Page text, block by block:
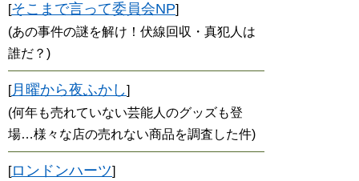
[そこまで言って委員会NP]
(あの事件の謎を解け！伏線回収・真犯人は
誰だ？)
[月曜から夜ふかし]
(何年も売れていない芸能人のグッズも登
場…様々な店の売れない商品を調査した件)
[ロンドンハーツ]